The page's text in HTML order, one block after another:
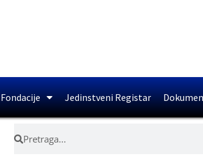
Fondacije Jedinstveni Registar